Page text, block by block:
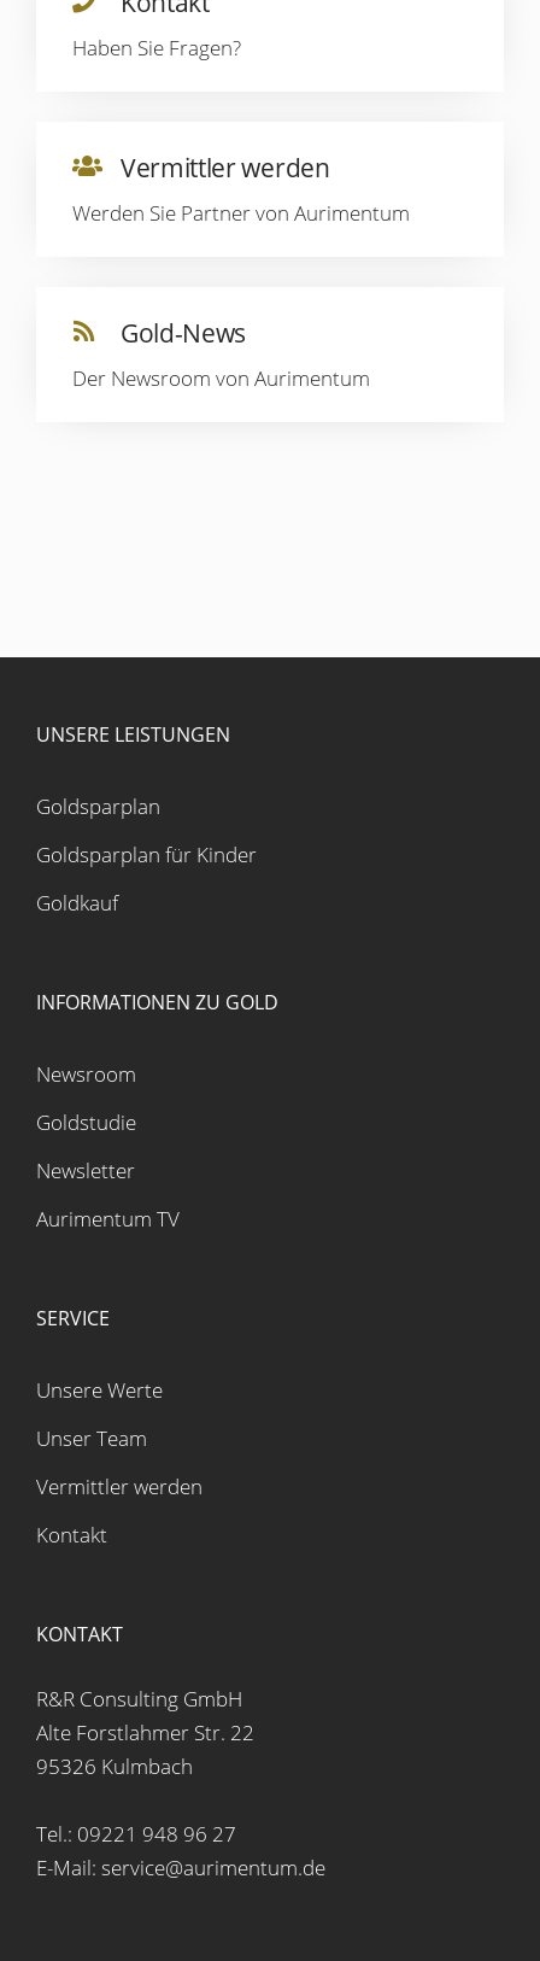
Haben Sie Fragen?
Vermittler werden
Werden Sie Partner von Aurimentum
Gold-News
Der Newsroom von Aurimentum
UNSERE LEISTUNGEN
Goldsparplan
Goldsparplan für Kinder
Goldkauf
INFORMATIONEN ZU GOLD
Newsroom
Goldstudie
Newsletter
Aurimentum TV
SERVICE
Unsere Werte
Unser Team
Vermittler werden
Kontakt
KONTAKT
R&R Consulting GmbH
Alte Forstlahmer Str. 22
95326 Kulmbach
Tel.: 09221 948 96 27
E-Mail: service@aurimentum.de